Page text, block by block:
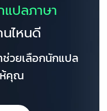
แปลภาษา
ไหนดี
ช่วยเลือกนักแปล
คุณ